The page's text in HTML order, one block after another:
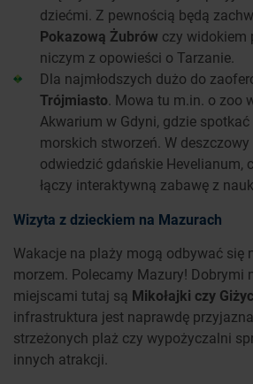
dziećmi. Z pewnością będą
Pokazową Żubrów czy widokiem
niczym z opowieści o Tarzanie.
Dla najmłodszych dużo do
Trójmiasto. Mowa tu m.in. o zoo
Akwarium w Gdyni, gdzie
morskich stworzeń. W
odwiedzić gdańskie Hevelianum,
łączy interaktywną zabawę z
Wizyta z dzieckiem na Mazurach
Wakacje na plaży mogą odbywać się
morzem. Polecamy Mazury! Dobrymi
miejscami tutaj są Mikołajki czy
infrastruktura jest naprawdę
strzeżonych plaż czy wypożyczalni
innych atrakcji.